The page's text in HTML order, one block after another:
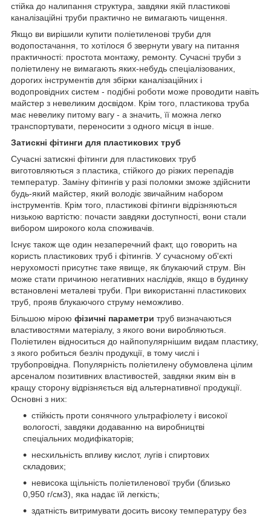
стійка до налипання структура, завдяки якій пластикові
каналізаційні труби практично не вимагають чищення.
Якщо ви вирішили купити поліетиленові труби для
водопостачання, то хотілося б звернути увагу на питання
практичності: простота монтажу, ремонту. Сучасні труби з
поліетилену не вимагають яких-небудь спеціалізованих,
дорогих інструментів для збірки каналізаційних і
водопровідних систем - подібні роботи може проводити навіть
майстер з невеликим досвідом. Крім того, пластикова труба
має невелику питому вагу - а значить, її можна легко
транспортувати, переносити з одного місця в інше.
Затискні фітинги для пластикових труб
Сучасні затискні фітинги для пластикових труб
виготовляються з пластика, стійкого до різких перепадів
температур. Заміну фітингів у разі поломки зможе здійснити
будь-який майстер, який володіє звичайним набором
інструментів. Крім того, пластикові фітинги відрізняються
низькою вартістю: почасти завдяки доступності, вони стали
вибором широкого кола споживачів.
Існує також ще один незаперечний факт, що говорить на
користь пластикових труб і фітингів. У сучасному об'єкті
нерухомості присутнє таке явище, як блукаючий струм. Він
може стати причиною негативних наслідків, якщо в будинку
встановлені металеві труби. При використанні пластикових
труб, прояв блукаючого струму неможливо.
Більшою мірою фізичні параметри труб визначаються
властивостями матеріалу, з якого вони виробляються.
Поліетилен відноситься до найпопулярнішим видам пластику,
з якого робиться безліч продукції, в тому числі і
трубопровідна. Популярність поліетилену обумовлена цілим
арсеналом позитивних властивостей, завдяки яким він в
кращу сторону відрізняється від альтернативної продукції.
Основні з них:
стійкість проти сонячного ультрафіолету і високої
вологості, завдяки додаванню на виробництві
спеціальних модифікаторів;
несхильність впливу кислот, лугів і спиртових
складових;
невисока щільність поліетиленової труби (близько
0,950 г/см3), яка надає їй легкість;
здатність витримувати досить високу температуру без